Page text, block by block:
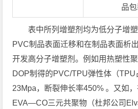
品包
表中所列增塑剂均为低分子增
PVC制品表面迁移和在制品表面析
开发高分子增塑剂。例如用热塑性
DOP制得的PVC/TPU弹性体（
23Mpa，断裂伸长率450% 。又如
EVA—CO三元共聚物（杜邦公司